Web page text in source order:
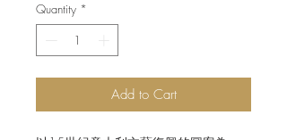
Quantity *
Add to Cart